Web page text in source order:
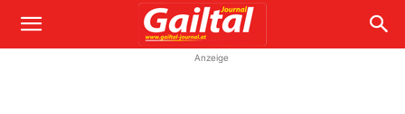
Anzeige